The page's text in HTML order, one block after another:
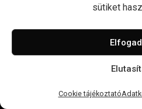
sütiket
Cookie tájékoztató
Cookie tájékoztató